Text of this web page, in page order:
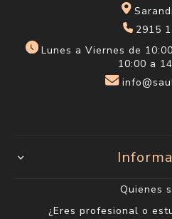
2915
Lunes a Viernes de
10:00 a
Quienes
¿Eres profesional o